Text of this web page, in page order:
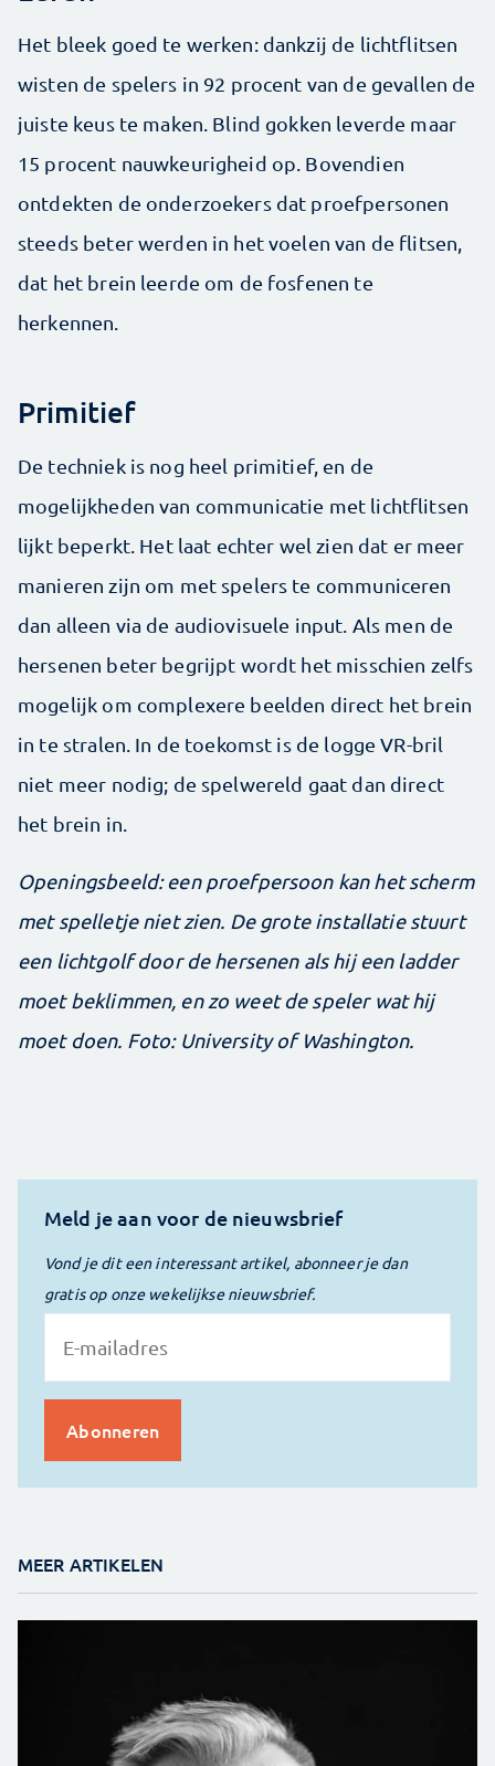
Het bleek goed te werken: dankzij de lichtflitsen
wisten de spelers in 92 procent van de gevallen de
juiste keus te maken. Blind gokken leverde maar
15 procent nauwkeurigheid op. Bovendien
ontdekten de onderzoekers dat proefpersonen
steeds beter werden in het voelen van de flitsen,
dat het brein leerde om de fosfenen te
herkennen.
Primitief
De techniek is nog heel primitief, en de
mogelijkheden van communicatie met lichtflitsen
lijkt beperkt. Het laat echter wel zien dat er meer
manieren zijn om met spelers te communiceren
dan alleen via de audiovisuele input. Als men de
hersenen beter begrijpt wordt het misschien zelfs
mogelijk om complexere beelden direct het brein
in te stralen. In de toekomst is de logge VR-bril
niet meer nodig; de spelwereld gaat dan direct
het brein in.
Openingsbeeld: een proefpersoon kan het scherm
met spelletje niet zien. De grote installatie stuurt
een lichtgolf door de hersenen als hij een ladder
moet beklimmen, en zo weet de speler wat hij
moet doen. Foto: University of Washington.
Meld je aan voor de nieuwsbrief
Vond je dit een interessant artikel, abonneer je dan
gratis op onze wekelijkse nieuwsbrief.
MEER ARTIKELEN